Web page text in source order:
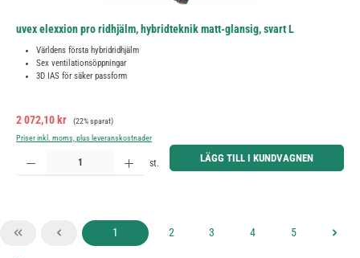
uvex elexxion pro ridhjälm, hybridteknik matt-glansig, svart L
Världens första hybridridhjälm
Sex ventilationsöppningar
3D IAS för säker passform
Försäljningspris:
2 072,10 kr Ordinarie pris:
(22% sparat)
Priser inkl. moms, plus leveranskostnader
Produktkvantitet: Ange önskat belopp eller använd knapparna för att öka eller minska kvantiteten.
st. LÄGG TILL I KUNDVAGNEN
Sida
1 Sida
2 Sida
3 Sida
4 Sida
5